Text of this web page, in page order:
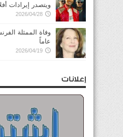
ويتصدر إيرادات
2026/04/28
عاماً
2026/04/19
إعلانات